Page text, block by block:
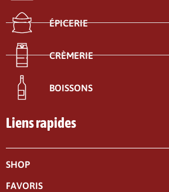
ÉPICERIE
CRÈMERIE
BOISSONS
Liens rapides
SHOP
FAVORIS